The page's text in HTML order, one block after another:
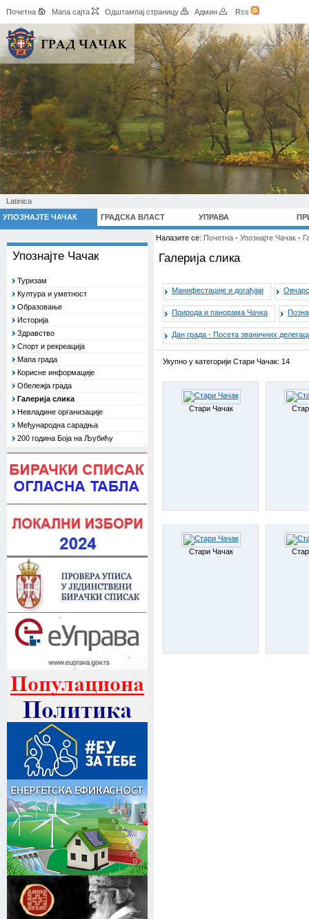
Почетна Мапа сајта Одштампај страницу Админ Rss
Latinica
УПОЗНАЈТЕ ЧАЧАК
ГРАДСКА ВЛАСТ УПРАВА
Упознајте Чачак
Туризам
Култура и уметност
Образовање
Историја
Здравство
Спорт и рекреација
Мапа града
Корисне информације
Обележја града
Галерија слика
Невладине организације
Међународна сарадња
200 година Боја на Љубићу
Налазите се: Почетна - Упознајте Чачак -
Галерија слика
Манифестације и догађаји
Природа и панорама Чачка
Дан града - Посета званичних
Укупно у категорији Стари Чачак: 14
Стари Чачак
Стари Чачак